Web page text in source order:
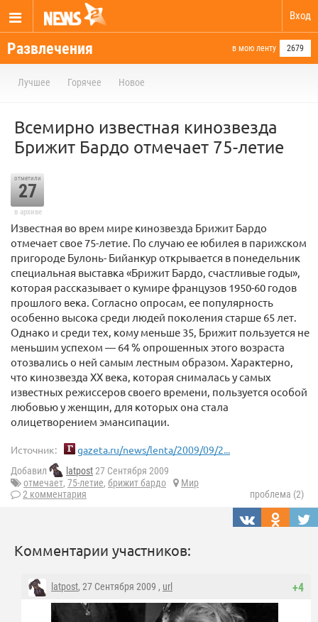
Вход
Развлечения в мою ленту 2679
Лучшее Горячее Новое
Всемирно известная кинозвезда
Брижит Бардо отмечает 75-летие
отметили
27
в архиве
Известная во врем мире кинозвезда Брижит Бардо
отмечает свое 75-летие. По случаю ее юбилея в парижском
пригороде Булонь- Бийанкур открывается в понедельник
специальная выставка «Брижит Бардо, счастливые годы»,
которая рассказывает о кумире французов 1950-60 годов
прошлого века. Согласно опросам, ее популярность
особенно высока среди людей поколения старше 65 лет.
Однако и среди тех, кому меньше 35, Брижит пользуется не
меньшим успехом — 64 % опрошенных этого возраста
отозвались о ней самым лестным образом. Характерно,
что кинозвезда ХХ века, которая снималась у самых
известных режиссеров своего времени, пользуется особой
любовью у женщин, для которых она стала
олицетворением эмансипации.
Источник: gazeta.ru/news/lenta/2009/09/2...
Добавил latpost27 Сентября 2009
отмечает, 75-летие, брижит бардо
Мир
2 комментария
проблема (2)
Комментарии участников:
+4
latpost, 27 Сентября 2009 , url